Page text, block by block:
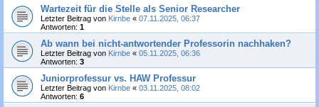
Wartezeit für die Stelle als Senior Researcher
Letzter Beitrag von Kirnbe « 07.11.2025, 06:37
Antworten: 1
Ab wann bei nicht-antwortender Professorin nachhaken?
Letzter Beitrag von Kirnbe « 05.11.2025, 06:36
Antworten: 3
Juniorprofessur vs. HAW Professur
Letzter Beitrag von Kirnbe « 03.11.2025, 08:02
Antworten: 6